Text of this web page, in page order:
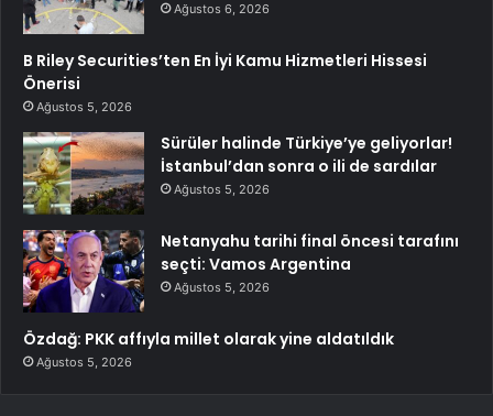
Ağustos 6, 2026
B Riley Securities’ten En İyi Kamu Hizmetleri Hissesi
Önerisi
Ağustos 5, 2026
Sürüler halinde Türkiye’ye geliyorlar!
İstanbul’dan sonra o ili de sardılar
Ağustos 5, 2026
Netanyahu tarihi final öncesi tarafını
seçti: Vamos Argentina
Ağustos 5, 2026
Özdağ: PKK affıyla millet olarak yine aldatıldık
Ağustos 5, 2026